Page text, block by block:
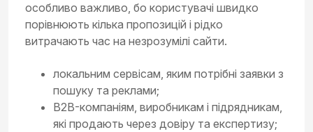
особливо важливо, бо користувачі швидко
порівнюють кілька пропозицій і рідко
витрачають час на незрозумілі сайти.
локальним сервісам, яким потрібні заявки з
пошуку та реклами;
B2B-компаніям, виробникам і підрядникам,
які продають через довіру та експертизу;